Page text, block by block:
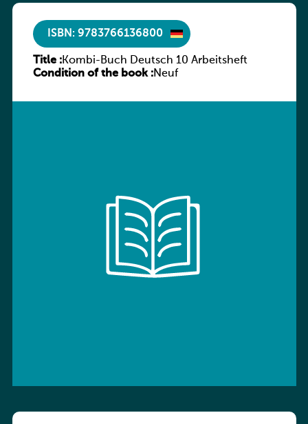
ISBN: 9783766136800
Title :Kombi-Buch Deutsch 10 Arbeitsheft
Condition of the book :Neuf